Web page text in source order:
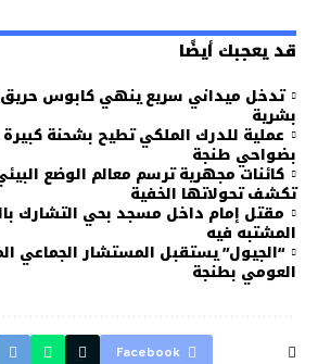
قد يعجبك أيضًا
تدخل ميداني سريع ينهي كابوس
بشرية
عملية للدرك الملكي تطيح بشحنة
بضواحي طنجة
كائنات مجهرية ترسم معالم الوضع
تكشف تحولاتها الخفية
مقتل إمام داخل مسجد بحي التشارك
المشتبه فيه
“الجيول” يستقبل المستشار الجماعي
العومي بطنجة
Facebook